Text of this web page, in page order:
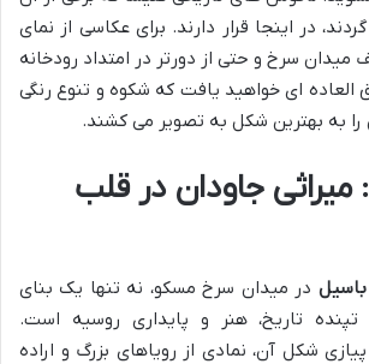
۱۶ بازمی گردند، در اینجا قرار دارند. برای عکاسی از نمای
میدان سرخ و حتی از دورتر در امتداد رودخانه
العاده ای خواهید یافت که شکوه و تنوع رنگی
به بهترین شکل به تصویر می کشند.
جاودان در قلب
در میدان سرخ مسکو، نه تنها یک بنای
تپنده تاریخ، هنر و پایداری روسیه است.
شکل آن، نمادی از رویاهای بزرگ و اراده